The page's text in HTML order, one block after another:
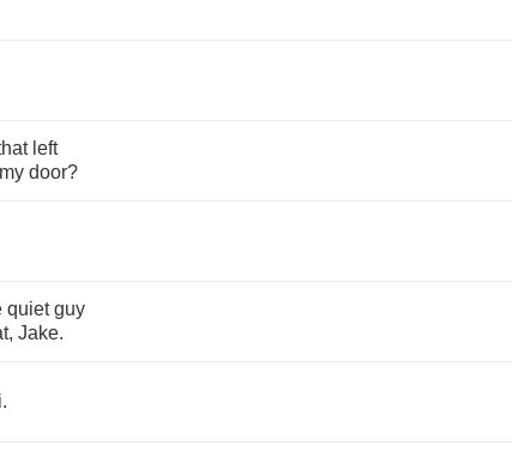
left
my door?
quiet guy
, Jake.
.